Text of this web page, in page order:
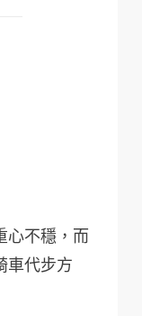
心不穩，而
車代步方